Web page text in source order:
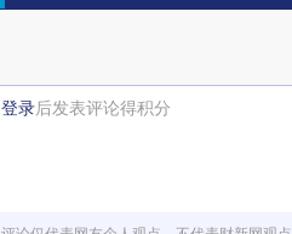
登录后发表评论得积分